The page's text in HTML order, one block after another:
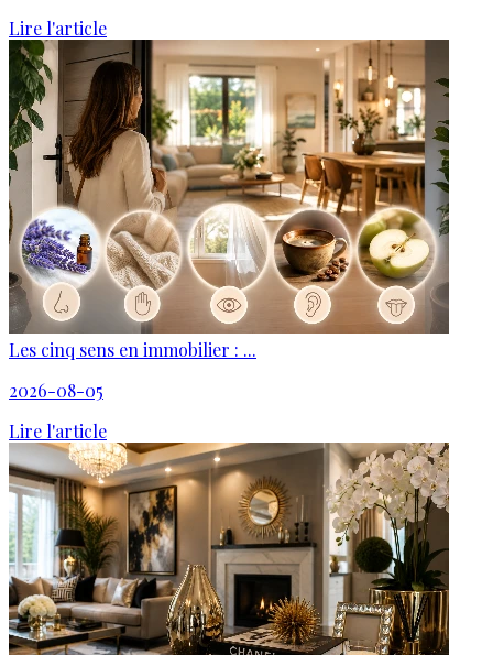
Lire l'article
Les cinq sens en immobilier : ...
2026-08-05
Lire l'article